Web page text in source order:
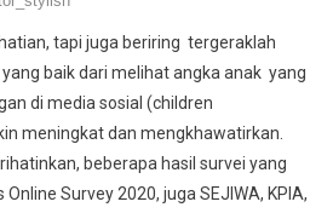
tapi juga beriring tergeraklah
baik dari melihat angka anak yang
di media sosial (children
meningkat dan mengkhawatirkan.
beberapa hasil survei yang
Survey 2020, juga SEJIWA, KPIA,